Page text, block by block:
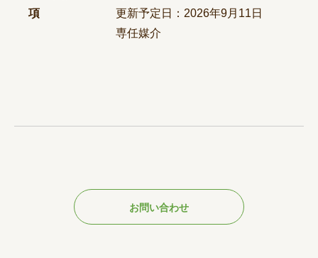
項
更新予定日：2026年9月11日
専任媒介
お問い合わせ